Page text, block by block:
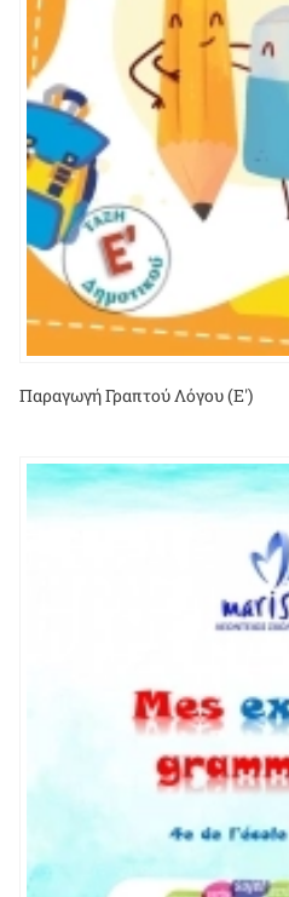
Παραγωγή Γραπτού Λόγου (Ε')